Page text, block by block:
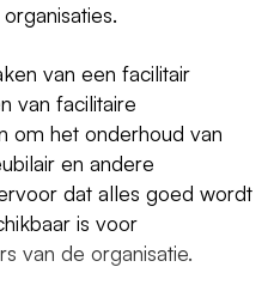
van een facilitair
van facilitaire
om het onderhoud van
en andere
dat alles goed wordt
is voor
van de organisatie.